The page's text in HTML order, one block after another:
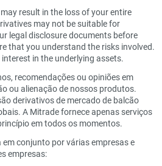
result in the loss of your entire
may not be suitable for
legal disclosure documents before
that you understand the risks involved.
in the underlying assets.
recomendações ou opiniões em
ou alienação de nossos produtos.
derivativos de mercado de balcão
A Mitrade fornece apenas serviços
em todos os momentos.
conjunto por várias empresas e
empresas: